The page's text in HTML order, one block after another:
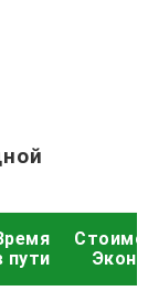
пути